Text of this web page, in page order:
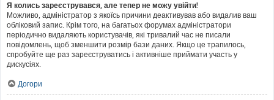
Я колись зареєструвався, але тепер не можу увійти!
Можливо, адміністратор з якоїсь причини деактивував або видалив ваш
обліковий запис. Крім того, на багатьох форумах адміністратори
періодично видаляють користувачів, які тривалий час не писали
повідомлень, щоб зменшити розмір бази даних. Якщо це трапилось,
спробуйте ще раз зареєструватись і активніше приймати участь у
дискусіях.
Догори